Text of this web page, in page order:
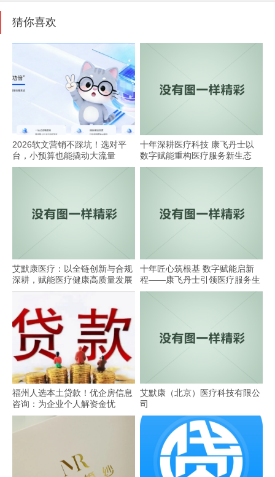
猜你喜欢
2026软文营销不踩坑！选对平
台，小预算也能撬动大流量
十年深耕医疗科技 康飞丹士以
数字赋能重构医疗服务新生态
艾默康医疗：以全链创新与合规
深耕，赋能医疗健康高质量发展
十年匠心筑根基 数字赋能启新
程——康飞丹士引领医疗服务生
态升级
福州人选本土贷款！优企房信息
咨询：为企业个人解资金忧
艾默康（北京）医疗科技有限公
司